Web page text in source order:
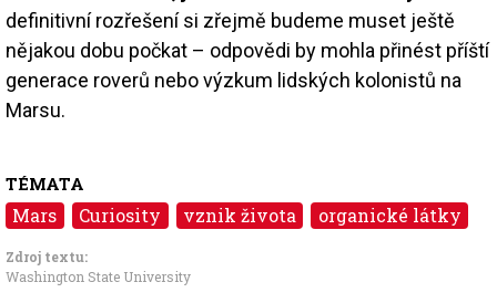
definitivní rozřešení si zřejmě budeme muset ještě
nějakou dobu počkat – odpovědi by mohla přinést příští
generace roverů nebo výzkum lidských kolonistů na
Marsu.
TÉMATA
Mars Curiosity vznik života organické látky
Zdroj textu:
Washington State University